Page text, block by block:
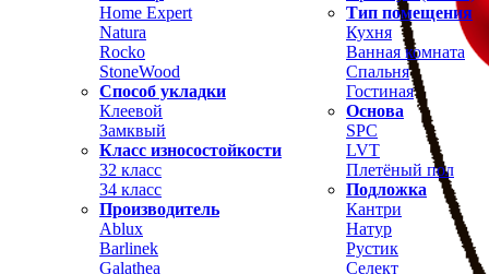
Home Expert
Natura
Rocko
StoneWood
Способ укладки
Клеевой
Замквый
Класс износостойкости
32 класс
34 класс
Тип помещения
Кухня
Ванная комната
Спальня
Гостиная
Основа
SPC
LVT
Плетёный пол
Подложка
Производитель
Ablux
Barlinek
Galathea
Кантри
Натур
Рустик
Селект